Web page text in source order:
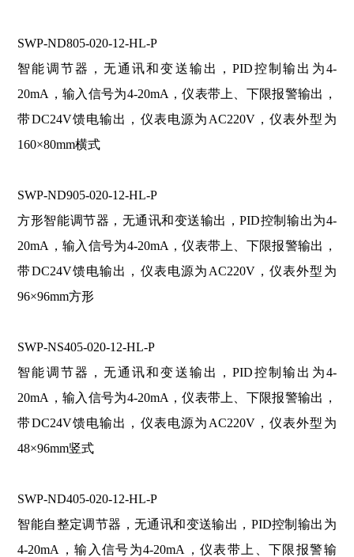
SWP-ND805-020-12-HL-P
智能调节器，无通讯和变送输出，PID控制输出为4-
20mA，输入信号为4-20mA，仪表带上、下限报警输出，
带DC24V馈电输出，仪表电源为AC220V，仪表外型为
160×80mm横式
SWP-ND905-020-12-HL-P
方形智能调节器，无通讯和变送输出，PID控制输出为4-
20mA，输入信号为4-20mA，仪表带上、下限报警输出，
带DC24V馈电输出，仪表电源为AC220V，仪表外型为
96×96mm方形
SWP-NS405-020-12-HL-P
智能调节器，无通讯和变送输出，PID控制输出为4-
20mA，输入信号为4-20mA，仪表带上、下限报警输出，
带DC24V馈电输出，仪表电源为AC220V，仪表外型为
48×96mm竖式
SWP-ND405-020-12-HL-P
智能自整定调节器，无通讯和变送输出，PID控制输出为
4-20mA，输入信号为4-20mA，仪表带上、下限报警输